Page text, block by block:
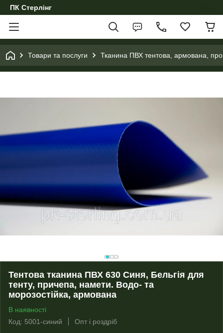
ПК Стерлінг
Товари та послуги Тканина ПВХ тентова, армована,
Тентова тканина ПВХ 630 Синя, Бельгія для
тенту, причепа, намети. Водо- та
морозостійка, армована
В наявності
Код: 5001-синий
Опт і роздріб